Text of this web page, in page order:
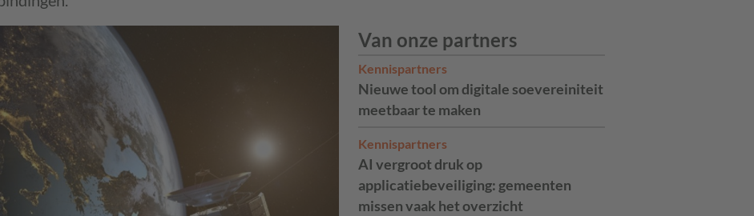
Van onze partners
Kennispartners
Nieuwe tool om digitale soevereiniteit
meetbaar te maken
Kennispartners
AI vergroot druk op
applicatiebeveiliging: gemeenten
missen vaak het overzicht